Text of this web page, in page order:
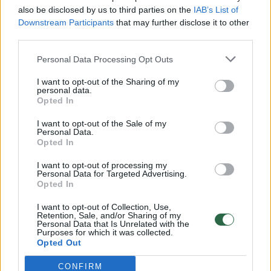
also be disclosed by us to third parties on the IAB’s List of
Downstream Participants that may further disclose it to other
Personal Data Processing Opt Outs
I want to opt-out of the Sharing of my
personal data.
Opted In
I want to opt-out of the Sale of my
Personal Data.
Opted In
I want to opt-out of processing my
Personal Data for Targeted Advertising.
Opted In
I want to opt-out of Collection, Use,
Retention, Sale, and/or Sharing of my
Personal Data that Is Unrelated with the
Purposes for which it was collected.
Opted Out
CONFIRM
Žinios | Lietuvos diena
00:00:57
Savaitės vidurys nusimato karštas: temperatūra kils iki
32 laipsnių šilumos
Žinios | Orai
00:15:54
V. Zalužno pasisakymą laiko bandymu įsitvirtinti
Laidos | Nauja diena
Nufilmavo, kaip patvino Vilniaus Vakarinis aplinkkelis:
vaizdas pribloškia
Žinios